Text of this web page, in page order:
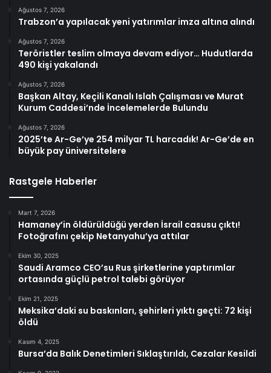
Ağustos 7, 2026
Trabzon’a yapılacak yeni yatırımlar imza altına alındı
Ağustos 7, 2026
Teröristler teslim olmaya devam ediyor… Hudutlarda
490 kişi yakalandı
Ağustos 7, 2026
Başkan Altay, Keçili Kanalı Islah Çalışması ve Murat
Kurum Caddesi’nde İncelemelerde Bulundu
Ağustos 7, 2026
2025’te Ar-Ge’ye 254 milyar TL harcadık! Ar-Ge’de en
büyük pay üniversitelere
Rastgele Haberler
Mart 7, 2026
Hamaney’in öldürüldüğü yerden İsrail casusu çıktı!
Fotoğrafını çekip Netanyahu’ya attılar
Ekim 30, 2025
Saudi Aramco CEO’su Rus şirketlerine yaptırımlar
ortasında güçlü petrol talebi görüyor
Ekim 21, 2025
Meksika’daki su baskınları, şehirleri yıktı geçti: 72 kişi
öldü
Kasım 4, 2025
Bursa’da Balık Denetimleri Sıklaştırıldı, Cezalar Kesildi